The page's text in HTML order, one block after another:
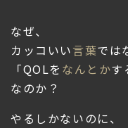
なぜ、
カッコいい言葉では
「QOLを なんとかす
なのか？
やるしかないのに、